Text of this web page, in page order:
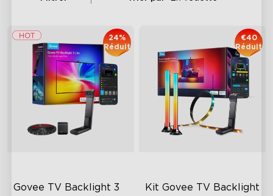
Govee TV Backlight 3
24%
Réduit
Kit Govee TV Backlight
€40
Réduit